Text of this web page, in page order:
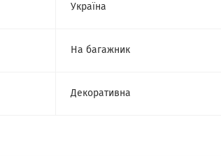
Україна
На багажник
Декоративна